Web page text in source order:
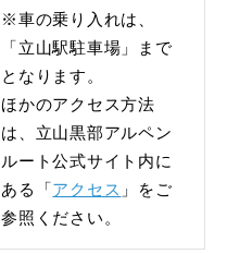
※車の乗り入れは、
「立山駅駐車場」まで
となります。
ほかのアクセス方法
は、立山黒部アルペン
ルート公式サイト内に
ある「 アクセス 」をご
参照ください。